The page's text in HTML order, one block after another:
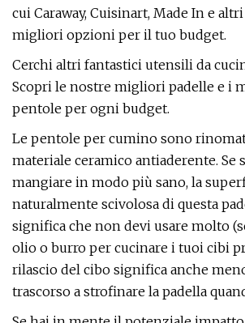
cui Caraway, Cuisinart, Made In e
migliori opzioni per il tuo budget.
Cerchi altri fantastici utensili da
Scopri le nostre migliori padelle e i
pentole per ogni budget.
Le pentole per cumino sono
materiale ceramico antiaderente. Se
mangiare in modo più sano, la
naturalmente scivolosa di questa
significa che non devi usare molto
olio o burro per cucinare i tuoi cibi
rilascio del cibo significa anche
trascorso a strofinare la padella